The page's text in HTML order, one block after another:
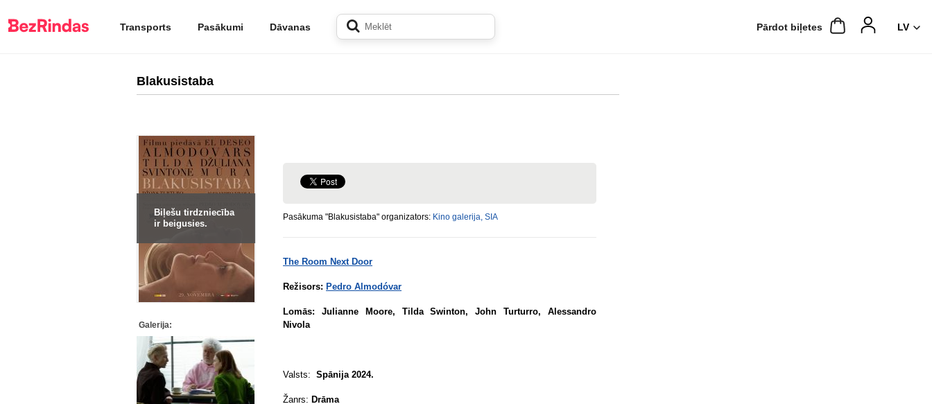
Transports Pasākumi Dāvanas Pārdot biļetes
Blakusistaba
Biļešu tirdzniecība
ir beigusies.
Galerija:
Pasākuma "Blakusistaba" organizators: Kino galerija, SIA
The Room Next Door
Režisors: Pedro Almodóvar
Lomās: Julianne Moore, Tilda Swinton, John Turturro, Alessandro
Nivola
Valsts: Spānija 2024.
Žanrs: Drāma